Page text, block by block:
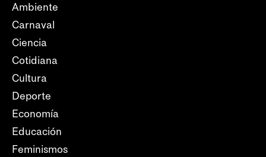
Ambiente
Carnaval
Ciencia
Cotidiana
Cultura
Deporte
Economía
Educación
Feminismos